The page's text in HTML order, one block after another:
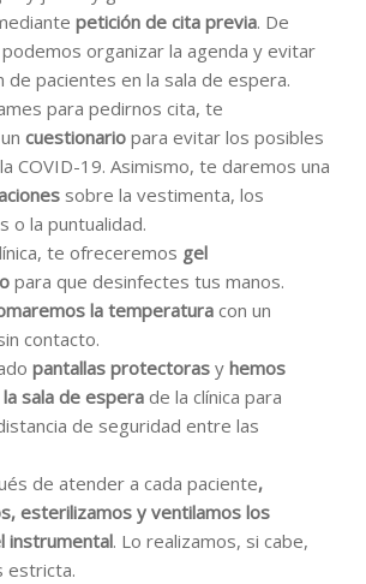
petición de cita previa. De
organizar la agenda y evitar
de pacientes en la sala de espera.
para pedirnos cita, te
cuestionario para evitar los posibles
COVID-19. Asimismo, te daremos una
sobre la vestimenta, los
o la puntualidad.
te ofreceremos gel
para que desinfectes tus manos.
la temperatura con un
contacto.
pantallas protectoras y hemos
sala de espera de la clínica para
de seguridad entre las
de atender a cada paciente,
esterilizamos y ventilamos los
instrumental. Lo realizamos, si cabe,
estricta.